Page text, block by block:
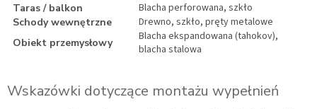
Taras / balkon
Blacha perforowana, szkło
Schody wewnętrzne Drewno, szkło, pręty metalowe
Obiekt przemysłowy
Blacha ekspandowana (tahokov),
blacha stalowa
Wskazówki dotyczące montażu wypełnień